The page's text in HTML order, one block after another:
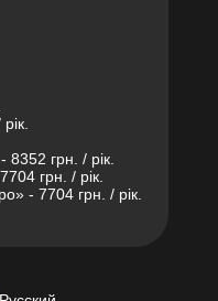
8352 грн. / рік.
грн. / рік.
- 7704 грн. / рік.